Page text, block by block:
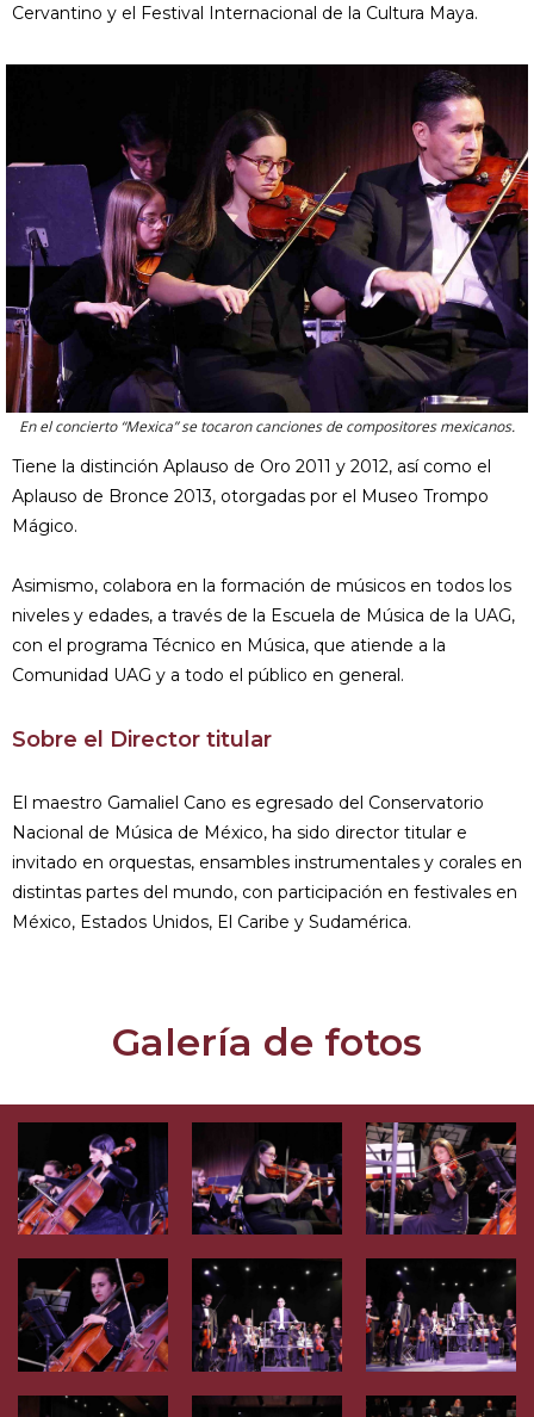
Cervantino y el Festival Internacional de la Cultura Maya.
En el concierto “Mexica” se tocaron canciones de compositores mexicanos.
Tiene la distinción Aplauso de Oro 2011 y 2012, así como el
Aplauso de Bronce 2013, otorgadas por el Museo Trompo
Mágico.
Asimismo, colabora en la formación de músicos en todos los
niveles y edades, a través de la Escuela de Música de la UAG,
con el programa Técnico en Música, que atiende a la
Comunidad UAG y a todo el público en general.
Sobre el Director titular
El maestro Gamaliel Cano es egresado del Conservatorio
Nacional de Música de México, ha sido director titular e
invitado en orquestas, ensambles instrumentales y corales en
distintas partes del mundo, con participación en festivales en
México, Estados Unidos, El Caribe y Sudamérica.
Galería de fotos